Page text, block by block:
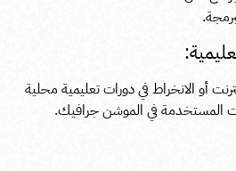
أو الانخراط في دورات تعليمية محلية
المستخدمة في الموشن جرافيك.